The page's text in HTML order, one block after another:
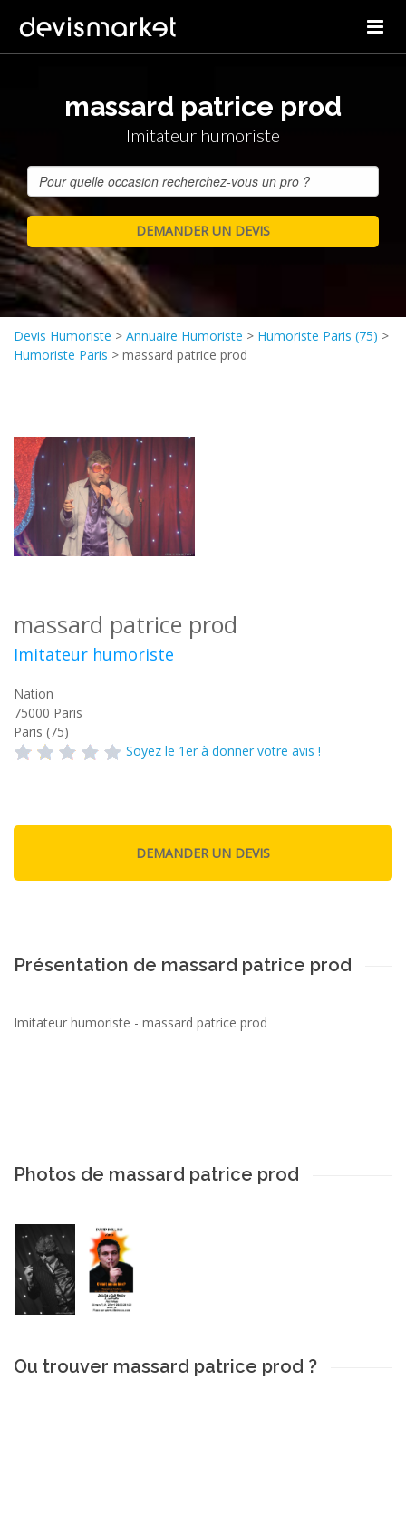
massard patrice prod
Imitateur humoriste
Devis Humoriste > Annuaire Humoriste > Humoriste Paris (75) >
Humoriste Paris > massard patrice prod
massard patrice prod
Imitateur humoriste
Nation
75000 Paris
Paris (75)
Soyez le 1er à donner votre avis !
Présentation de massard patrice prod
Imitateur humoriste - massard patrice prod
Photos de massard patrice prod
Ou trouver massard patrice prod ?